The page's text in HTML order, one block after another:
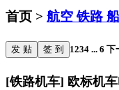
首页 > 航空 铁路
发 贴 签 到 1234 ... 6 下
[铁路机车] 欧标机